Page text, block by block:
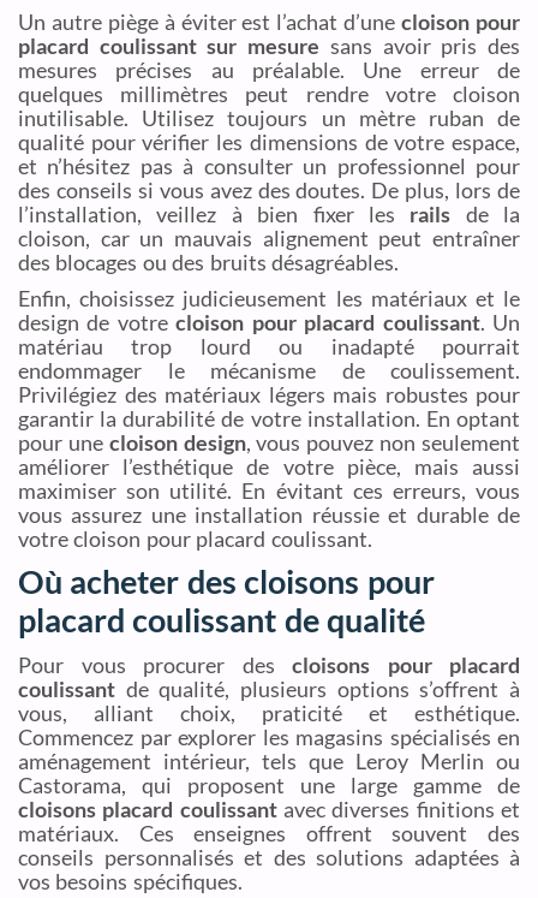
Un autre piège à éviter est l’achat d’unecloison pour
placard coulissant sur mesure sans avoir pris des
mesures précises au préalable. Une erreur de
quelques millimètres peut rendre votre cloison
inutilisable. Utilisez toujours un mètre ruban de
qualité pour vérifier les dimensions de votre espace,
et n’hésitez pas à consulter un professionnel pour
des conseils si vous avez des doutes. De plus, lors de
l’installation, veillez à bien fixer les rails de la
cloison, car un mauvais alignement peut entraîner
des blocages ou des bruits désagréables.
Enfin, choisissez judicieusement les matériaux et le
design de votrecloison pour placard coulissant. Un
matériau trop lourd ou inadapté pourrait
endommager le mécanisme de coulissement.
Privilégiez des matériaux légers mais robustes pour
garantir la durabilité de votre installation. En optant
pour une cloison design, vous pouvez non seulement
améliorer l’esthétique de votre pièce, mais aussi
maximiser son utilité. En évitant ces erreurs, vous
vous assurez une installation réussie et durable de
votre cloison pour placard coulissant.
Où acheter des cloisons pour
placard coulissant de qualité
Pour vous procurer des cloisons pour placard
coulissant de qualité, plusieurs options s’offrent à
vous, alliant choix, praticité et esthétique.
Commencez par explorer les magasins spécialisés en
aménagement intérieur, tels que Leroy Merlin ou
Castorama, qui proposent une large gamme de
cloisons placard coulissantavec diverses finitions et
matériaux. Ces enseignes offrent souvent des
conseils personnalisés et des solutions adaptées à
vos besoins spécifiques.